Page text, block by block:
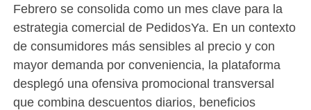
Febrero se consolida como un mes clave para la
estrategia comercial de PedidosYa. En un contexto
de consumidores más sensibles al precio y con
mayor demanda por conveniencia, la plataforma
desplegó una ofensiva promocional transversal
que combina descuentos diarios, beneficios